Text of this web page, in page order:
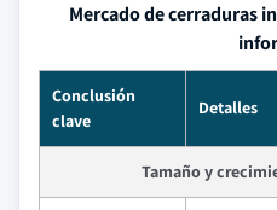
Mercado de cerraduras
Conclusión
clave
Detalles
Tamaño y